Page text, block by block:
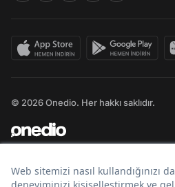
© 2026 Onedio. Her hakkı saklıdır.
Bir markasıdır.